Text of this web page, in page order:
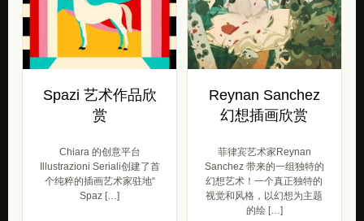
Spazi 艺术作品欣
赏
Chiara 的创意平台
Illustrazioni Seriali创建了首
个纯粹的插画艺术家驻地“
Spaz […]
Reynan Sanchez
幻想插画欣赏
菲律宾艺术家Reynan
Sanchez 带来的一组独特的
幻想艺术！一个真正独特的
视觉和风格，以幻想为主题
的绘 […]